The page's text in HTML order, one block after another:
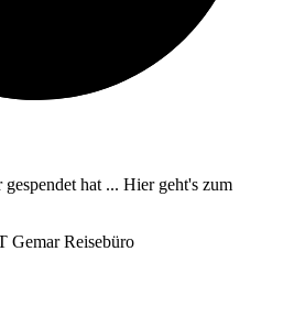
hat ... Hier geht's zum
Gemar Reisebüro